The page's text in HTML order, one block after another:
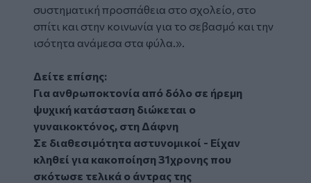
συστηματική προσπάθεια στο σχολείο, στο
σπίτι και στην κοινωνία για το σεβασμό και την
ισότητα ανάμεσα στα φύλα.».
Δείτε επίσης:
Για ανθρωποκτονία από δόλο σε ήρεμη
ψυχική κατάσταση διώκεται ο
γυναικοκτόνος, στη Δάφνη
Σε διαθεσιμότητα αστυνομικοί - Είχαν
κληθεί για κακοποίηση 31χρονης που
σκότωσε τελικά ο άντρας της